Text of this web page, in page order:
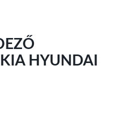
HYUNDAI